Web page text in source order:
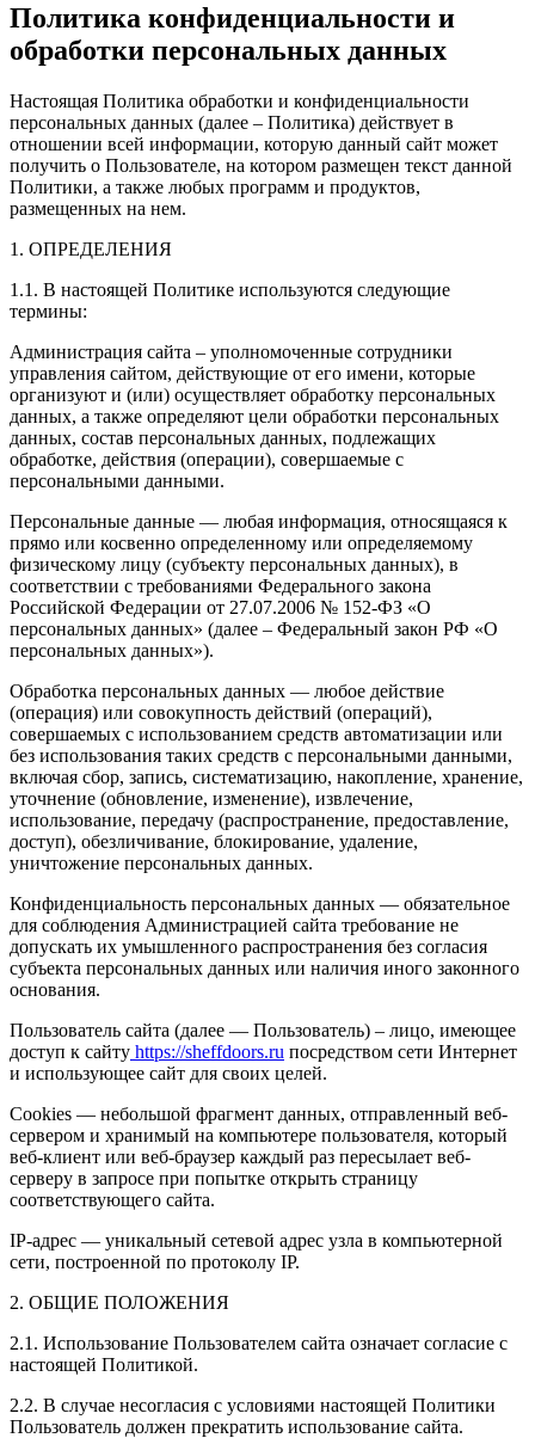
Политика конфиденциальности и
обработки персональных данных
Настоящая Политика обработки и конфиденциальности
персональных данных (далее – Политика) действует в
отношении всей информации, которую данный сайт может
получить о Пользователе, на котором размещен текст данной
Политики, а также любых программ и продуктов,
размещенных на нем.
1. ОПРЕДЕЛЕНИЯ
1.1. В настоящей Политике используются следующие
термины:
Администрация сайта – уполномоченные сотрудники
управления сайтом, действующие от его имени, которые
организуют и (или) осуществляет обработку персональных
данных, а также определяют цели обработки персональных
данных, состав персональных данных, подлежащих
обработке, действия (операции), совершаемые с
персональными данными.
Персональные данные — любая информация, относящаяся к
прямо или косвенно определенному или определяемому
физическому лицу (субъекту персональных данных), в
соответствии с требованиями Федерального закона
Российской Федерации от 27.07.2006 № 152-ФЗ «О
персональных данных» (далее – Федеральный закон РФ «О
персональных данных»).
Обработка персональных данных — любое действие
(операция) или совокупность действий (операций),
совершаемых с использованием средств автоматизации или
без использования таких средств с персональными данными,
включая сбор, запись, систематизацию, накопление, хранение,
уточнение (обновление, изменение), извлечение,
использование, передачу (распространение, предоставление,
доступ), обезличивание, блокирование, удаление,
уничтожение персональных данных.
Конфиденциальность персональных данных — обязательное
для соблюдения Администрацией сайта требование не
допускать их умышленного распространения без согласия
субъекта персональных данных или наличия иного законного
основания.
Пользователь сайта (далее — Пользователь) – лицо, имеющее
доступ к сайту https://sheffdoors.ru посредством сети Интернет
и использующее сайт для своих целей.
Cookies — небольшой фрагмент данных, отправленный веб-
сервером и хранимый на компьютере пользователя, который
веб-клиент или веб-браузер каждый раз пересылает веб-
серверу в запросе при попытке открыть страницу
соответствующего сайта.
IP-адрес — уникальный сетевой адрес узла в компьютерной
сети, построенной по протоколу IP.
2. ОБЩИЕ ПОЛОЖЕНИЯ
2.1. Использование Пользователем сайта означает согласие с
настоящей Политикой.
2.2. В случае несогласия с условиями настоящей Политики
Пользователь должен прекратить использование сайта.